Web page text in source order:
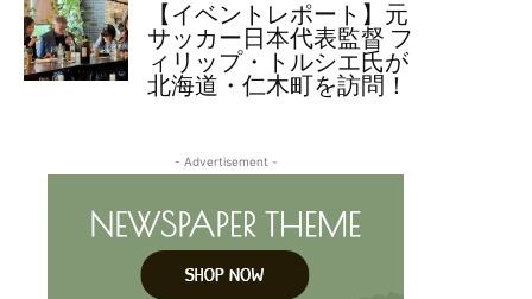
【イベントレポート】元
サッカー日本代表監督 フ
ィリップ・トルシエ氏が
北海道・仁木町を訪問！
- Advertisement -